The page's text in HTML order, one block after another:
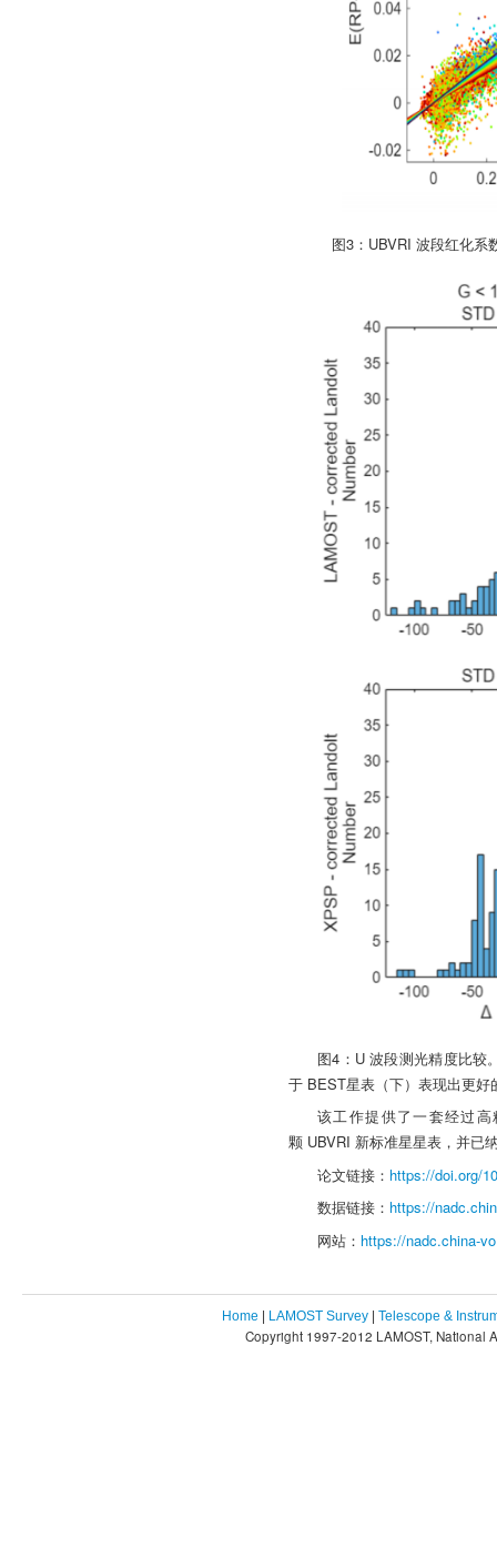
图3：UBVRI 波段红化系
图4：U 波段测光精度比较
于 BEST星表（下）表现出更
该工作提供了一套经过
颗 UBVRI 新标准星星表，并已
论文链接： https://doi.org/
数据链接： https://
网站： https://nadc.china-
Home | LAMOST Survey | Telescope &
Copyright 1997-2012 LAMOST, National